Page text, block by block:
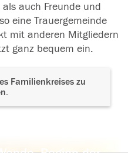
auch Freunde und
eine Trauergemeinde
mit anderen Mitgliedern
ganz bequem ein.
Familienkreises zu